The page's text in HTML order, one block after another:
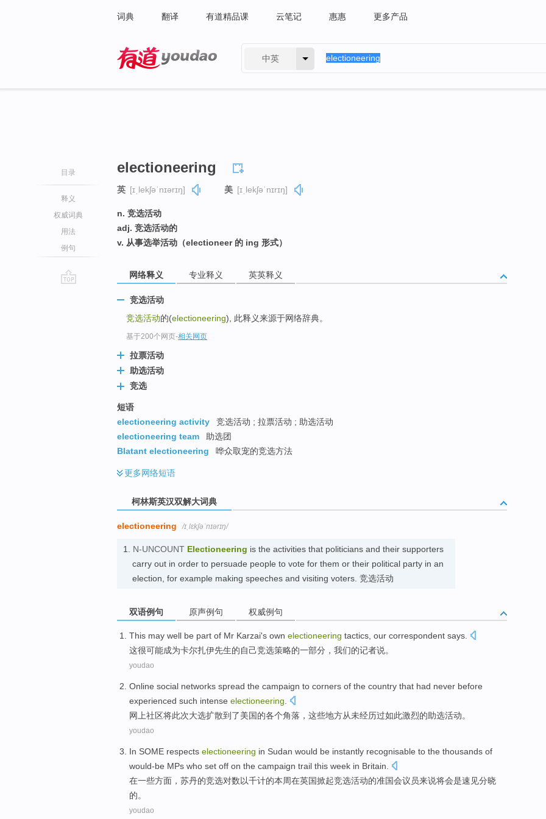
词典 翻译 有道精品课 云笔记 惠惠 更多产品
中英
目录
释义
权威词典
用法
例句
electioneering
英 [ɪˌlekʃəˈnɪərɪŋ] 美 [ɪˌlekʃəˈnɪrɪŋ]
n. 竞选活动
adj. 竞选活动的
v. 从事选举活动（electioneer 的 ing 形式）
网络释义 专业释义 英英释义
竞选活动
竞选活动的(electioneering), 此释义来源于网络辞典。
基于200个网页-相关网页
拉票活动
助选活动
竞选
短语
electioneering activity
竞选活动 ; 拉票活动 ; 助选活动
electioneering team
助选团
Blatant electioneering
哗众取宠的竞选方法
更多网络短语
柯林斯英汉双解大词典
electioneering /ɪˌlɛkʃəˈnɪərɪŋ/
1. N-UNCOUNT Electioneering is the activities that politicians and their supporters
carry out in order to persuade people to vote for them or their political party in an
election, for example making speeches and visiting voters. 竞选活动
双语例句 原声例句 权威例句
This may well be part of Mr Karzai's own electioneering tactics, our correspondent says.
这很可能成为卡尔扎伊先生的自己竞选策略的一部分， 我们的记者说。
youdao
Online social networks spread the campaign to corners of the country that had never before
experienced such intense electioneering
网上社区将此次大选扩散到了美国的各个角落 ， 这些地方从未经历过如此激烈的助选活动。
youdao
In SOME respects electioneering in Sudan would be instantly recognisable to the thousands of
would-be MPs who set off on the campaign trail this week in Britain
在一些方面 ， 苏丹的竞选对数以千计的本周在英国掀起竞选活动的准国会议员来说将会是速见分晓
的。
youdao